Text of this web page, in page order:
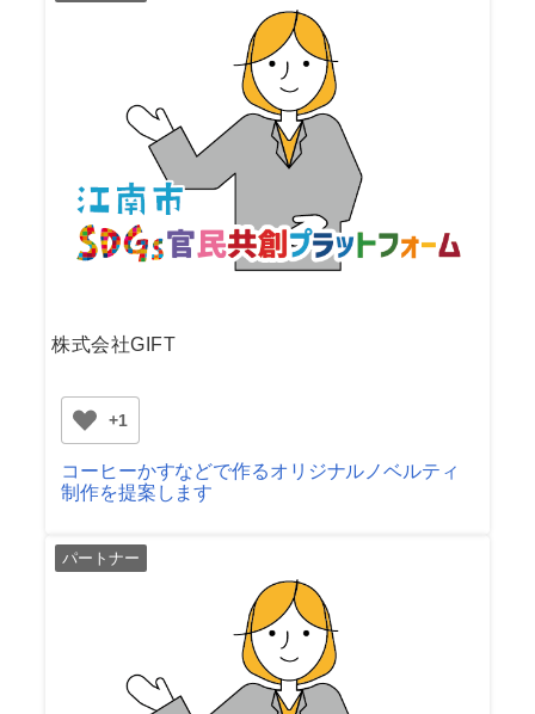
株式会社GIFT
+1
コーヒーかすなどで作るオリジナルノベルティ
制作を提案します
パートナー